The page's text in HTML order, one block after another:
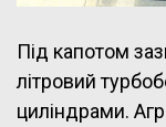
Під капотом
літровий
циліндрами.